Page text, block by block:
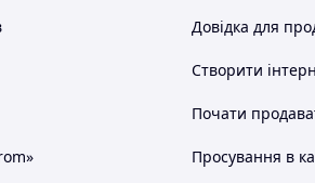
Довідка для
Створити
Почати
Просування в